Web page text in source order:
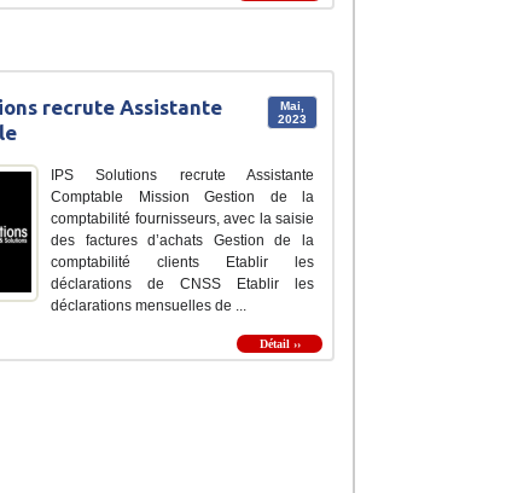
Mai,
2023
recrute Assistante
IPS Solutions recrute Assistante
Comptable Mission Gestion de la
comptabilité fournisseurs, avec la saisie
des factures d’achats Gestion de la
comptabilité clients Etablir les
déclarations de CNSS Etablir les
déclarations mensuelles de ...
Détail ››